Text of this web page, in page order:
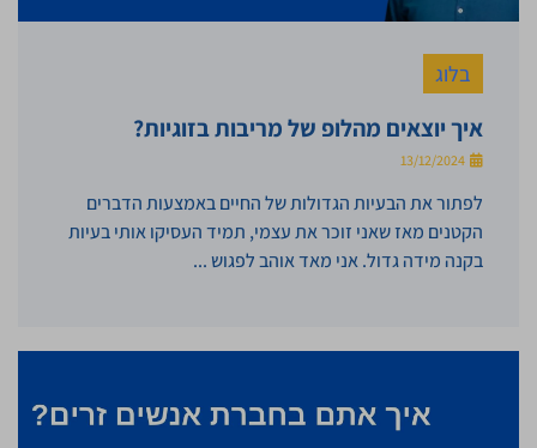
בלוג
איך יוצאים מהלופ של מריבות בזוגיות?
לפתור את הבעיות הגדולות של החיים באמצעות הדברים
הקטנים מאז שאני זוכר את עצמי, תמיד העסיקו אותי בעיות
בקנה מידה גדול. אני מאד אוהב לפגוש ...